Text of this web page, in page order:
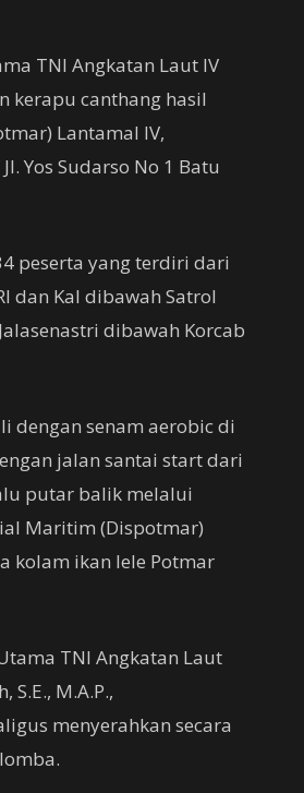
TNI Angkatan Laut IV
kerapu canthang hasil
Lantamal IV,
Yos Sudarso No 1 Batu
peserta yang terdiri dari
dan Kal dibawah Satrol
dibawah Korcab
dengan senam aerobic di
jalan santai start dari
putar balik melalui
Maritim (Dispotmar)
kolam ikan lele Potmar
TNI Angkatan Laut
M.A.P.,
menyerahkan secara